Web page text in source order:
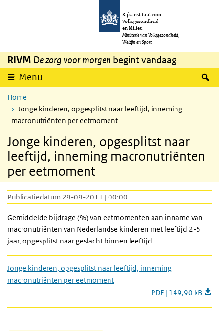
Overslaan en naar de inhoud gaan
Rijksinstituut voor
Volksgezondheid
en Milieu
Ministerie van Volksgezondheid,
Welzijn en Sport
RIVM De zorg voor morgen begint vandaag
Menu
Home
Jonge kinderen, opgesplitst naar leeftijd, inneming
macronutriënten per eetmoment
Jonge kinderen, opgesplitst naar
leeftijd, inneming macronutriënten
per eetmoment
Publicatiedatum 29-09-2011 | 00:00
Gemiddelde bijdrage (%) van eetmomenten aan inname van
macronutriënten van Nederlandse kinderen met leeftijd 2-6
jaar, opgesplitst naar geslacht binnen leeftijd
Jonge kinderen, opgesplitst naar leeftijd, inneming
macronutriënten per eetmoment
PDF | 149,90 kB